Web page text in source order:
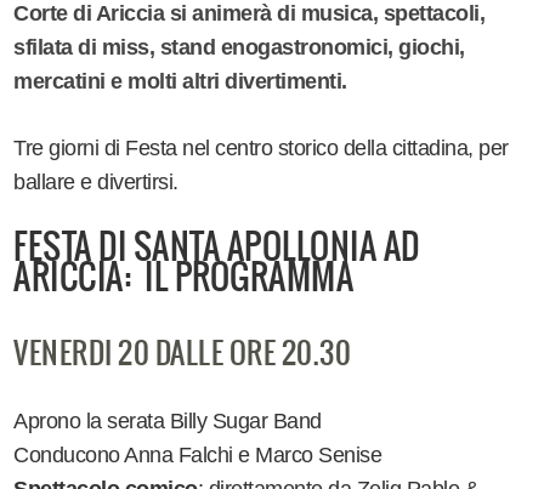
Corte di Ariccia si animerà di musica, spettacoli,
sfilata di miss, stand enogastronomici, giochi,
mercatini e molti altri divertimenti.
Tre giorni di Festa nel centro storico della cittadina, per
ballare e divertirsi.
FESTA DI SANTA APOLLONIA AD
ARICCIA: IL PROGRAMMA
VENERDI 20 DALLE ORE 20.30
Aprono la serata Billy Sugar Band
Conducono Anna Falchi e Marco Senise